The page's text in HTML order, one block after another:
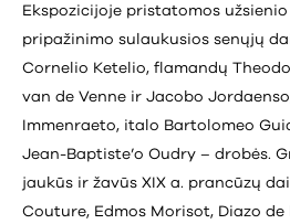
Ekspozicijoje pristatomos
pripažinimo sulaukusios senųjų
Cornelio Ketelio, flamandų
van de Venne ir Jacobo
Immenraeto, italo Bartolomeo
Jean-Baptiste’o Oudry – drobės.
jaukūs ir žavūs XIX a. prancūzų
Couture, Edmos Morisot, Diazo de